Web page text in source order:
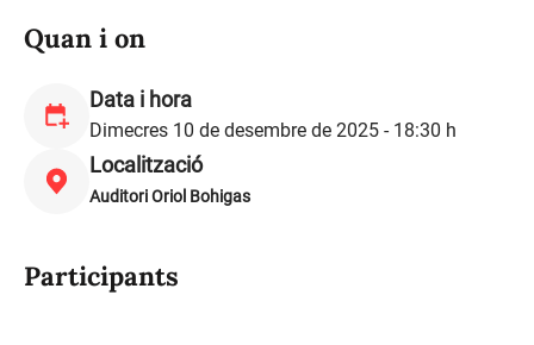
Quan i on
Data i hora
Dimecres 10 de desembre de 2025 - 18:30 h
Localització
Auditori Oriol Bohigas
Participants